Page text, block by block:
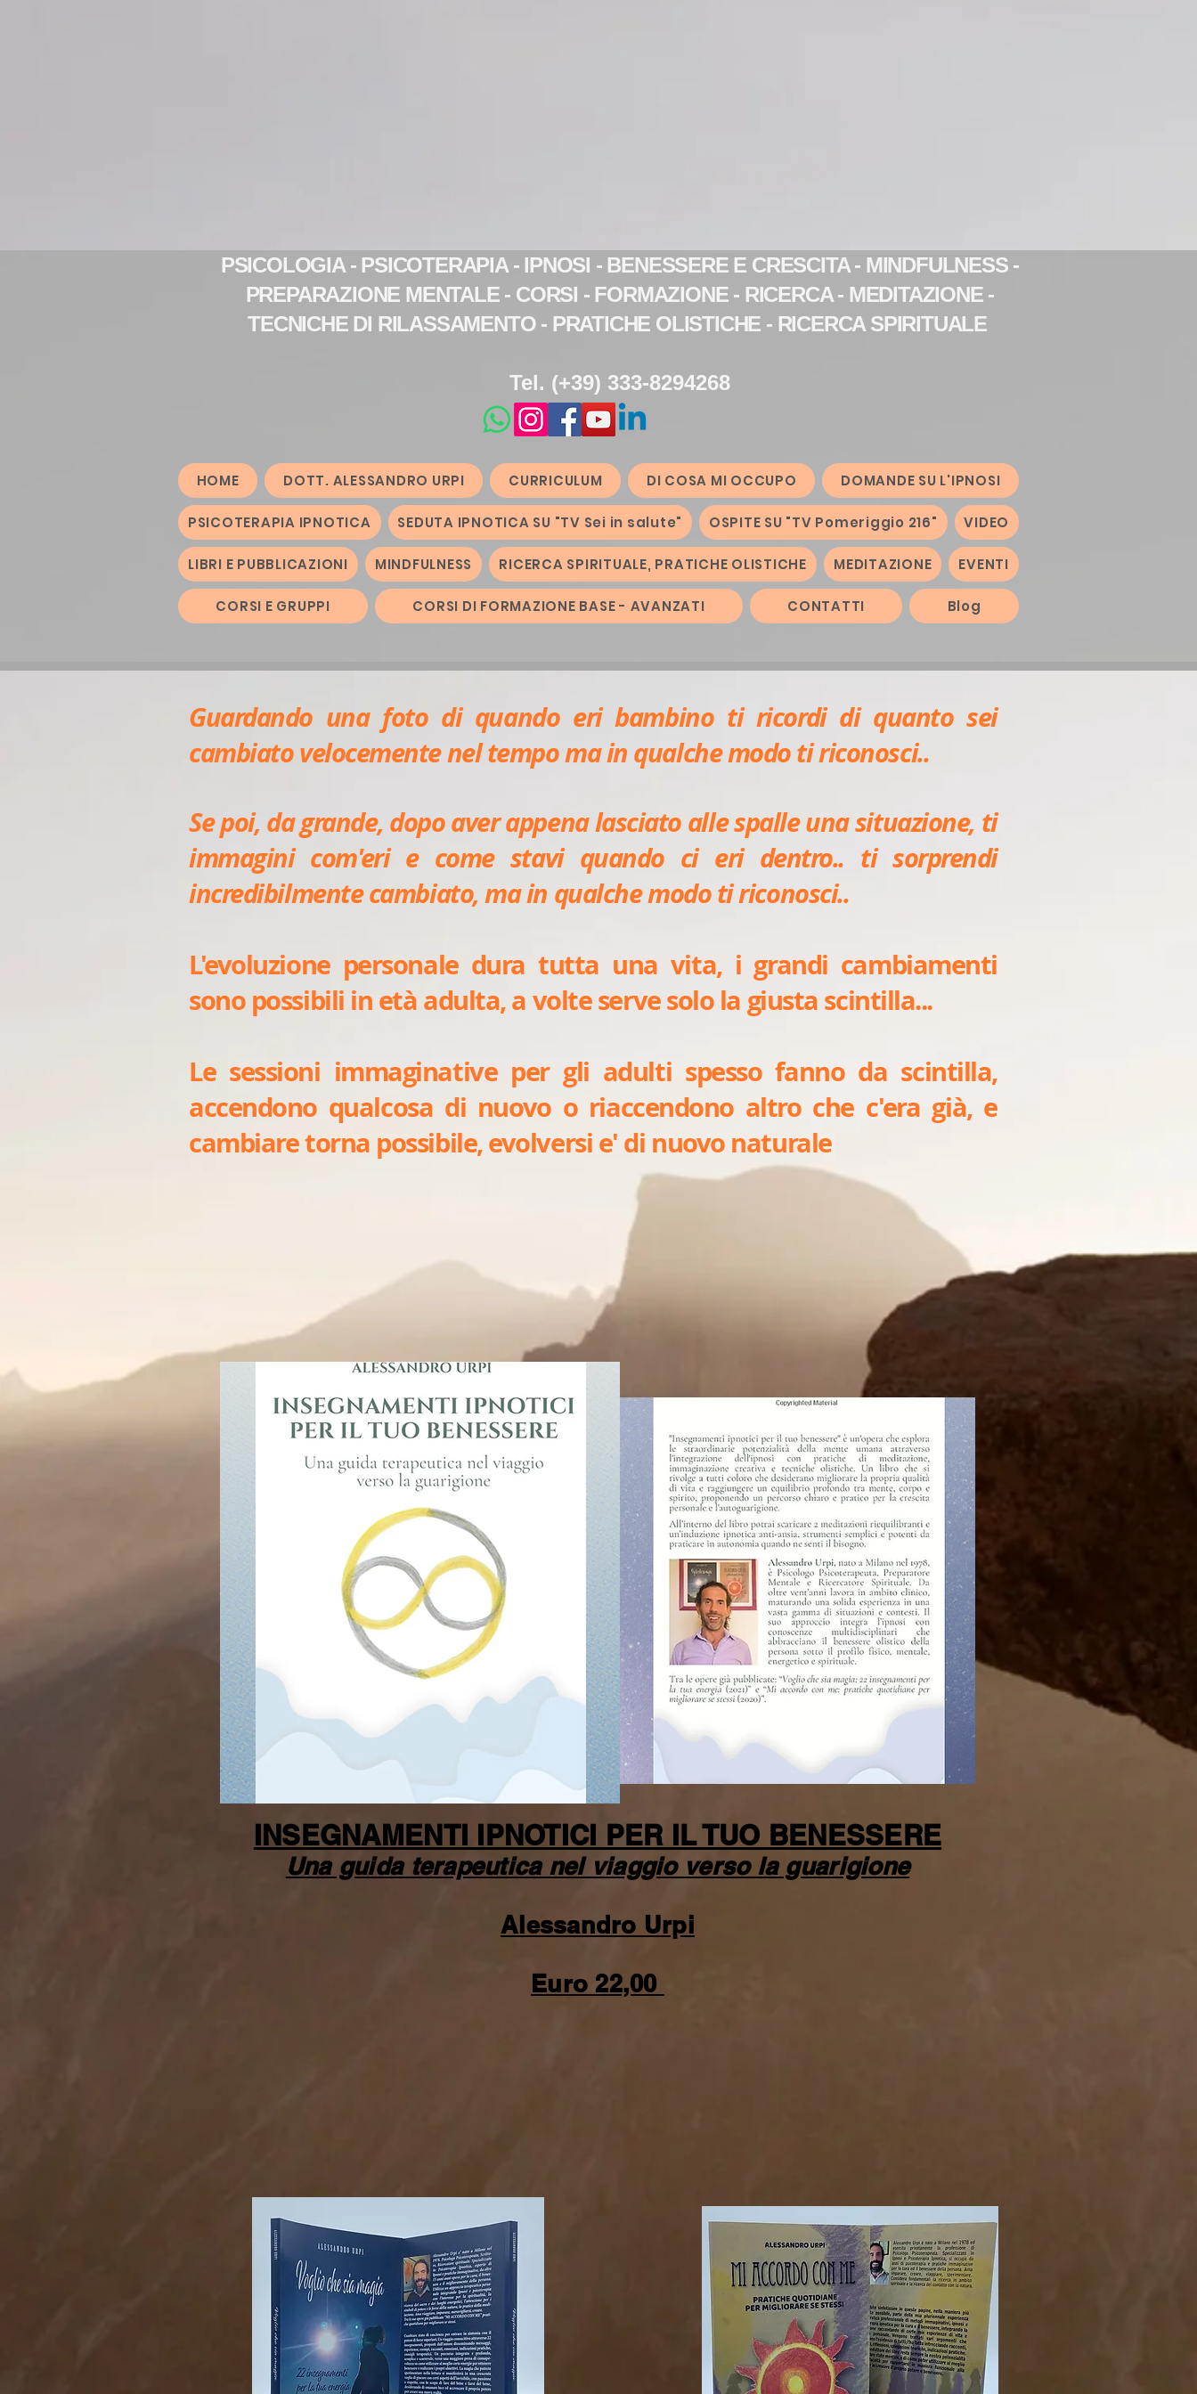
PSICOLOGIA - PSICOTERAPIA - IPNOSI - BENESSERE E CRESCITA - MINDFULNESS -
PREPARAZIONE MENTALE - CORSI - FORMAZIONE - RICERCA - MEDITAZIONE -
TECNICHE DI RILASSAMENTO - PRATICHE OLISTICHE - RICERCA SPIRITUALE
Tel. (+39) 333-8294268
HOME DOTT. ALESSANDRO URPI CURRICULUM DI COSA MI OCCUPO DOMANDE SU L'IPNOSI
PSICOTERAPIA IPNOTICA SEDUTA IPNOTICA SU "TV Sei in salute" OSPITE SU "TV Pomeriggio 216" VIDEO
LIBRI E PUBBLICAZIONI MINDFULNESS RICERCA SPIRITUALE, PRATICHE OLISTICHE MEDITAZIONE EVENTI
CORSI E GRUPPI CORSI DI FORMAZIONE BASE - AVANZATI CONTATTI Blog
Guardando una foto di quando eri bambino ti ricordi di quanto sei
cambiato velocemente nel tempo ma in qualche modo ti riconosci..
Se poi, da grande, dopo aver appena lasciato alle spalle una situazione, ti
immagini com'eri e come stavi quando ci eri dentro.. ti sorprendi
incredibilmente cambiato, ma in qualche modo ti riconosci..
L'evoluzione personale dura tutta una vita, i grandi cambiamenti
sono possibili in età adulta, a volte serve solo la giusta scintilla...
Le sessioni immaginative per gli adulti spesso fanno da scintilla,
accendono qualcosa di nuovo o riaccendono altro che c'era già, e
cambiare torna possibile, evolversi e' di nuovo naturale
INSEGNAMENTI IPNOTICI PER IL TUO BENESSERE
Una guida terapeutica nel viaggio verso la guarigione
Alessandro Urpi
Euro 22,00